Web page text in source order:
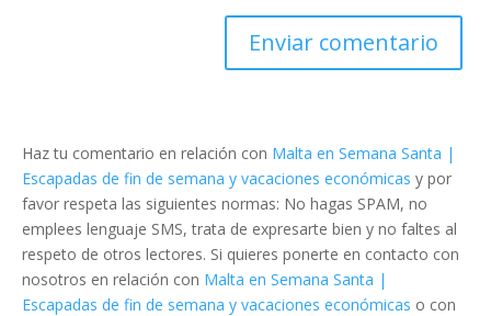
Haz tu comentario en relación con Malta en Semana Santa |
Escapadas de fin de semana y vacaciones económicas y por
favor respeta las siguientes normas: No hagas SPAM, no
emplees lenguaje SMS, trata de expresarte bien y no faltes al
respeto de otros lectores. Si quieres ponerte en contacto con
nosotros en relación con Malta en Semana Santa |
Escapadas de fin de semana y vacaciones económicas o con